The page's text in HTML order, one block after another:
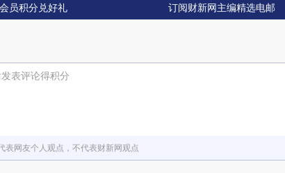
员积分兑好礼 订阅财新网主编精选电邮
发表评论得积分
表网友个人观点，不代表财新网观点